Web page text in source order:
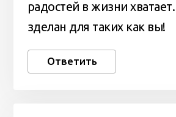
радостей в жизни
зделан для таких как вы!
Ответить